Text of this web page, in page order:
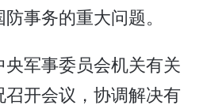
事务的重大问题。
军事委员会机关有关
开会议，协调解决有